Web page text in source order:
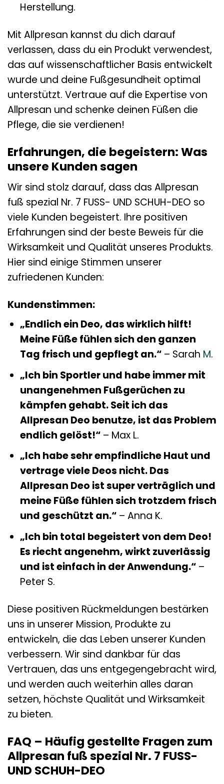
Herstellung.
Mit Allpresan kannst du dich darauf
verlassen, dass du ein Produkt verwendest,
das auf wissenschaftlicher Basis entwickelt
wurde und deine Fußgesundheit optimal
unterstützt. Vertraue auf die Expertise von
Allpresan und schenke deinen Füßen die
Pflege, die sie verdienen!
Erfahrungen, die begeistern: Was
unsere Kunden sagen
Wir sind stolz darauf, dass das Allpresan
fuß spezial Nr. 7 FUSS- UND SCHUH-DEO so
viele Kunden begeistert. Ihre positiven
Erfahrungen sind der beste Beweis für die
Wirksamkeit und Qualität unseres Produkts.
Hier sind einige Stimmen unserer
zufriedenen Kunden:
Kundenstimmen:
„Endlich ein Deo, das wirklich hilft!
Meine Füße fühlen sich den ganzen
Tag frisch und gepflegt an.“– Sarah M.
„Ich bin Sportler und habe immer mit
unangenehmen Fußgerüchen zu
kämpfen gehabt. Seit ich das
Allpresan Deo benutze, ist das Problem
endlich gelöst!“– Max L.
„Ich habe sehr empfindliche Haut und
vertrage viele Deos nicht. Das
Allpresan Deo ist super verträglich und
meine Füße fühlen sich trotzdem frisch
und geschützt an.“– Anna K.
„Ich bin total begeistert von dem Deo!
Es riecht angenehm, wirkt zuverlässig
und ist einfach in der Anwendung.“–
Peter S.
Diese positiven Rückmeldungen bestärken
uns in unserer Mission, Produkte zu
entwickeln, die das Leben unserer Kunden
verbessern. Wir sind dankbar für das
Vertrauen, das uns entgegengebracht wird,
und werden auch weiterhin alles daran
setzen, höchste Qualität und Wirksamkeit
zu bieten.
FAQ – Häufig gestellte Fragen zum
Allpresan fuß spezial Nr. 7 FUSS-
UND SCHUH-DEO